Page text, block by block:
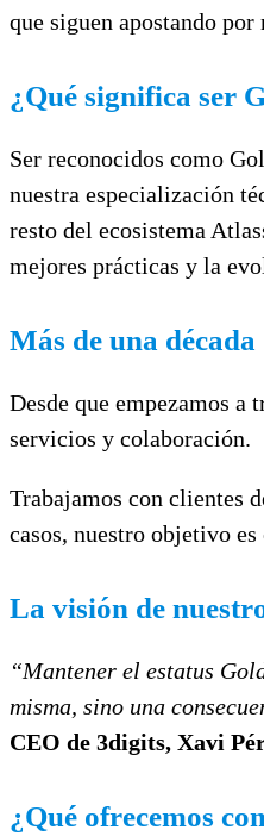
que siguen apostando
¿Qué significa ser
Ser reconocidos como
nuestra especialización
resto del ecosistema
mejores prácticas y la
Más de una
Desde que empezamos a
servicios y colaboración.
Trabajamos con clientes
casos, nuestro objetivo
La visión de
“Mantener el estatus
misma, sino una
CEO de 3digits, Xavi
¿Qué ofrecemos